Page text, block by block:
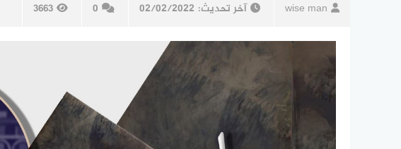
wise man آخر تحديث: 02/02/2022
0
3663